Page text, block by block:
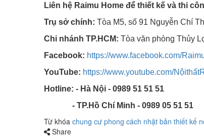
Liên hệ Raimu Home để thiết kế và thi
Trụ sở chính: Tòa M5, số 91 Nguyễn Chí
Chi nhánh TP.HCM: Tòa văn phòng Thủy
Facebook: https://www.facebook.com/
YouTube: https://www.youtube.com/
Hotline: - Hà Nội - 0989 51 51 51
- TP.Hồ Chí Minh - 0989 05 51 51
Từ khóa chung cư phong cách nhật bản thiết kế
Share